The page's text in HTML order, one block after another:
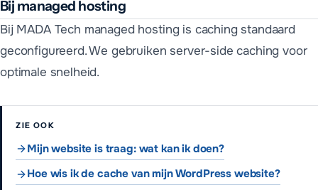
Bij managed hosting
Bij MADA Tech managed hosting is caching standaard
geconfigureerd. We gebruiken server-side caching voor
optimale snelheid.
ZIE OOK
Mijn website is traag: wat kan ik doen?
Hoe wis ik de cache van mijn WordPress website?